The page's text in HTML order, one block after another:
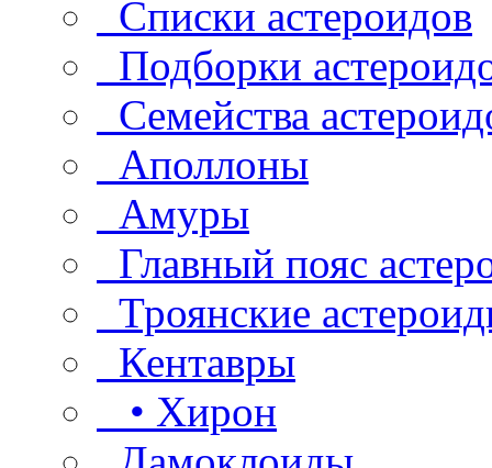
Списки астероидов
Подборки
Семейства
Аполлоны
Амуры
Главный пояс
Троянские
Кентавры
• Хирон